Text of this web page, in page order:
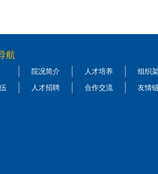
航
院况简介 人才培养 组织
人才招聘 合作交流 友情